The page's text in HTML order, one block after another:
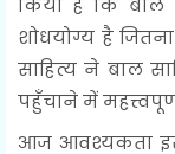
किया है कि बाल
शोधयोग्य है
साहित्य ने बाल
पहुँचाने में
आज आवश्यकता